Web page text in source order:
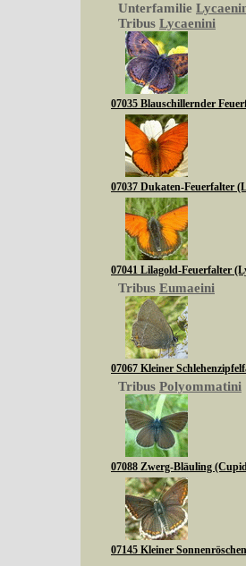
Unterfamilie
Tribus Lycaenini
07035 Blauschillernder
07037 Dukaten-Feuerfalter
07041 Lilagold-Feuerfalter
Tribus Eumaeini
07067 Kleiner
Tribus Polyommatini
07088 Zwerg-Bläuling
07145 Kleiner